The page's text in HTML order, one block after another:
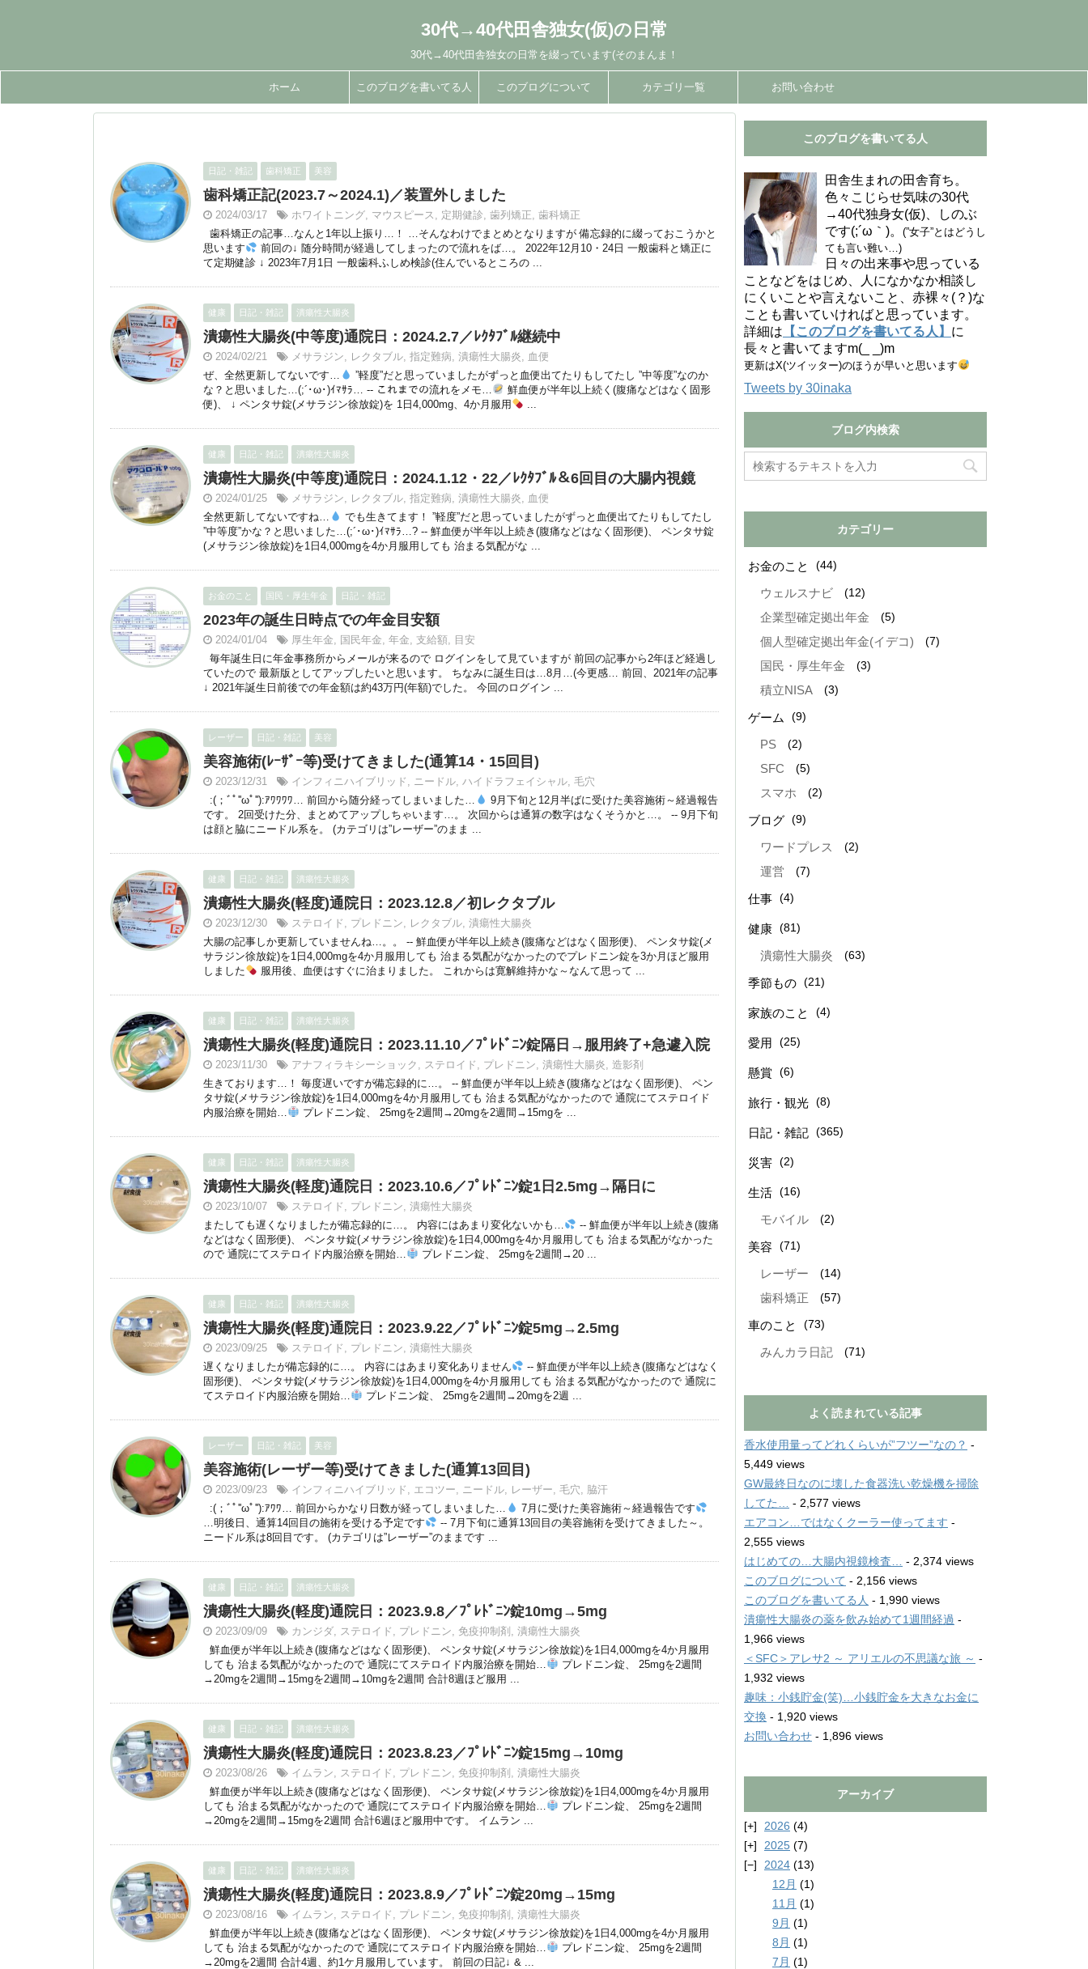
30代→40代田舎独女(仮)の日常
30代→40代田舎独女の日常を綴っています(そのまんま！
ホーム このブログを書いてる人 このブログについて カテゴリ一覧 お問い合わせ
日記・雑記 歯科矯正 美容
歯科矯正記(2023.7～2024.1)／装置外しました
2024/03/17 ホワイトニング, マウスピース , 定期健診, 歯列矯正, 歯科矯正
歯科矯正の記事…なんと1年以上振り…！ …そんなわけでまとめとなりますが 備忘録的に綴っておこうかと
思います
前回の↓ 随分時間が経過してしまったので流れをば…。 2022年12月10・24日 一般歯科と矯正に
て定期健診 ↓ 2023年7月1日 一般歯科ふしめ検診(住んでいるところの ...
健康 日記・雑記 潰瘍性大腸炎
潰瘍性大腸炎(中等度)通院日：2024.2.7／ﾚｸﾀﾌﾞﾙ継続中
2024/02/21 メサラジン, レクタブル, 指定難病, 潰瘍性大腸炎, 血便
ぜ、全然更新してないです…
”軽度”だと思っていましたがずっと血便出てたりもしてたし ”中等度”なのか
な？と思いました…(;´･ω･)ｲﾏｻﾗ… -- これまでの流れをメモ…
鮮血便が半年以上続く(腹痛などはなく固形
便)、 ↓ ペンタサ錠(メサラジン徐放錠)を 1日4,000mg、4か月服用
...
健康 日記・雑記 潰瘍性大腸炎
潰瘍性大腸炎(中等度)通院日：2024.1.12・22／ﾚｸﾀﾌﾞﾙ＆6回目の大腸内視鏡
2024/01/25 メサラジン, レクタブル, 指定難病, 潰瘍性大腸炎, 血便
全然更新してないですね…
でも生きてます！ ”軽度”だと思っていましたがずっと血便出てたりもしてたし
”中等度”かな？と思いました…(;´･ω･)ｲﾏｻﾗ…? -- 鮮血便が半年以上続き(腹痛などはなく固形便)、 ペンタサ錠
(メサラジン徐放錠)を1日4,000mgを4か月服用しても 治まる気配がな ...
お金のこと 国民・厚生年金 日記・雑記
2023年の誕生日時点での年金目安額
2024/01/04 厚生年金, 国民年金, 年金, 支給額, 目安
毎年誕生日に年金事務所からメールが来るので ログインをして見ていますが 前回の記事から2年ほど経過し
ていたので 最新版としてアップしたいと思います。 ちなみに誕生日は…8月…(今更感… 前回、2021年の記事
↓ 2021年誕生日前後での年金額は約43万円(年額)でした。 今回のログイン ...
レーザー 日記・雑記 美容
美容施術(ﾚｰｻﾞｰ等)受けてきました(通算14・15回目)
2023/12/31 インフィニハイブリッド , ニードル, ハイドラフェイシャル, 毛穴
:(；ﾞﾟ''ωﾟ''):ｱﾜﾜﾜﾜ… 前回から随分経ってしまいました…
9月下旬と12月半ばに受けた美容施術～経過報告
です。 2回受けた分、まとめてアップしちゃいます…。 次回からは通算の数字はなくそうかと…。 -- 9月下旬
は顔と脇にニードル系を。 (カテゴリは”レーザー”のまま ...
健康 日記・雑記 潰瘍性大腸炎
潰瘍性大腸炎(軽度)通院日：2023.12.8／初レクタブル
2023/12/30 ステロイド , プレドニン, レクタブル, 潰瘍性大腸炎
大腸の記事しか更新していませんね…。。 -- 鮮血便が半年以上続き(腹痛などはなく固形便)、 ペンタサ錠(メ
サラジン徐放錠)を1日4,000mgを4か月服用しても 治まる気配がなかったのでプレドニン錠を3か月ほど服用
しました
服用後、血便はすぐに治まりました。 これからは寛解維持かな～なんて思って ...
健康 日記・雑記 潰瘍性大腸炎
潰瘍性大腸炎(軽度)通院日：2023.11.10／ﾌﾟﾚﾄﾞﾆﾝ錠隔日→服用終了+急遽入院
2023/11/30 アナフィラキシーショック , ステロイド , プレドニン, 潰瘍性大腸炎, 造影剤
生きております…！ 毎度遅いですが備忘録的に…。 -- 鮮血便が半年以上続き(腹痛などはなく固形便)、 ペン
タサ錠(メサラジン徐放錠)を1日4,000mgを4か月服用しても 治まる気配がなかったので 通院にてステロイド
内服治療を開始…
プレドニン錠、 25mgを2週間→20mgを2週間→15mgを ...
健康 日記・雑記 潰瘍性大腸炎
潰瘍性大腸炎(軽度)通院日：2023.10.6／ﾌﾟﾚﾄﾞﾆﾝ錠1日2.5mg→隔日に
2023/10/07 ステロイド , プレドニン, 潰瘍性大腸炎
またしても遅くなりましたが備忘録的に…。 内容にはあまり変化ないかも…
-- 鮮血便が半年以上続き(腹痛
などはなく固形便)、 ペンタサ錠(メサラジン徐放錠)を1日4,000mgを4か月服用しても 治まる気配がなかった
ので 通院にてステロイド内服治療を開始…
プレドニン錠、 25mgを2週間→20 ...
健康 日記・雑記 潰瘍性大腸炎
潰瘍性大腸炎(軽度)通院日：2023.9.22／ﾌﾟﾚﾄﾞﾆﾝ錠5mg→2.5mg
2023/09/25 ステロイド , プレドニン, 潰瘍性大腸炎
遅くなりましたが備忘録的に…。 内容にはあまり変化ありません
-- 鮮血便が半年以上続き(腹痛などはなく
固形便)、 ペンタサ錠(メサラジン徐放錠)を1日4,000mgを4か月服用しても 治まる気配がなかったので 通院に
てステロイド内服治療を開始…
プレドニン錠、 25mgを2週間→20mgを2週 ...
レーザー 日記・雑記 美容
美容施術(レーザー等)受けてきました(通算13回目)
2023/09/23 インフィニハイブリッド , エコツー, ニードル, レーザー, 毛穴, 脇汗
:(；ﾞﾟ''ωﾟ''):ｱﾜﾜ… 前回からかなり日数が経ってしまいました…
7月に受けた美容施術～経過報告です
…明後日、通算14回目の施術を受ける予定です
-- 7月下旬に通算13回目の美容施術を受けてきました～。
ニードル系は8回目です。 (カテゴリは”レーザー”のままです ...
健康 日記・雑記 潰瘍性大腸炎
潰瘍性大腸炎(軽度)通院日：2023.9.8／ﾌﾟﾚﾄﾞﾆﾝ錠10mg→5mg
2023/09/09 カンジダ, ステロイド , プレドニン, 免疫抑制剤 , 潰瘍性大腸炎
鮮血便が半年以上続き(腹痛などはなく固形便)、 ペンタサ錠(メサラジン徐放錠)を1日4,000mgを4か月服用
しても 治まる気配がなかったので 通院にてステロイド内服治療を開始…
プレドニン錠、 25mgを2週間
→20mgを2週間→15mgを2週間→10mgを2週間 合計8週ほど服用 ...
健康 日記・雑記 潰瘍性大腸炎
潰瘍性大腸炎(軽度)通院日：2023.8.23／ﾌﾟﾚﾄﾞﾆﾝ錠15mg→10mg
2023/08/26 イムラン, ステロイド , プレドニン, 免疫抑制剤 , 潰瘍性大腸炎
鮮血便が半年以上続き(腹痛などはなく固形便)、 ペンタサ錠(メサラジン徐放錠)を1日4,000mgを4か月服用
しても 治まる気配がなかったので 通院にてステロイド内服治療を開始…
プレドニン錠、 25mgを2週間
→20mgを2週間→15mgを2週間 合計6週ほど服用中です。 イムラン ...
健康 日記・雑記 潰瘍性大腸炎
潰瘍性大腸炎(軽度)通院日：2023.8.9／ﾌﾟﾚﾄﾞﾆﾝ錠20mg→15mg
2023/08/16 イムラン, ステロイド , プレドニン, 免疫抑制剤 , 潰瘍性大腸炎
鮮血便が半年以上続き(腹痛などはなく固形便)、 ペンタサ錠(メサラジン徐放錠)を1日4,000mgを4か月服用
しても 治まる気配がなかったので 通院にてステロイド内服治療を開始…
プレドニン錠、 25mgを2週間
→20mgを2週間 合計4週、約1ケ月服用しています。 前回の日記↓ & ...
このブログを書いてる人
田舎生まれの田舎育ち。
色々こじらせ気味の30代
→40代独身女(仮)、しのぶ
です(;´ω｀)。 (”女子”とはどうし
ても言い難い…)
日々の出来事や思っている
ことなどをはじめ、人になかなか相談し
にくいことや言えないこと、赤裸々(？)な
ことも書いていければと思っています。
詳細は 【このブログを書いてる人】 に
長々と書いてますm(_ _)m
更新はX(ツイッター)のほうが早いと思います
Tweets by 30inaka
ブログ内検索
カテゴリー
お金のこと (44)
ウェルスナビ (12)
企業型確定拠出年金 (5)
個人型確定拠出年金(イデコ) (7)
国民・厚生年金 (3)
積立NISA (3)
ゲーム (9)
PS (2)
SFC (5)
スマホ (2)
ブログ (9)
ワードプレス (2)
運営 (7)
仕事 (4)
健康 (81)
潰瘍性大腸炎 (63)
季節もの (21)
家族のこと (4)
愛用 (25)
懸賞 (6)
旅行・観光 (8)
日記・雑記 (365)
災害 (2)
生活 (16)
モバイル (2)
美容 (71)
レーザー (14)
歯科矯正 (57)
車のこと (73)
みんカラ日記 (71)
よく読まれている記事
香水使用量ってどれくらいが”フツー”なの？ -
5,449 views
GW最終日なのに壊した食器洗い乾燥機を掃除
してた…
- 2,577 views
エアコン…ではなくクーラー使ってます -
2,555 views
はじめての…大腸内視鏡検査…
- 2,374 views
このブログについて - 2,156 views
このブログを書いてる人 - 1,990 views
潰瘍性大腸炎の薬を飲み始めて1週間経過 -
1,966 views
＜SFC＞アレサ2 ～ アリエルの不思議な旅 ～ -
1,932 views
趣味：小銭貯金(笑)…小銭貯金を大きなお金に
交換 - 1,920 views
お問い合わせ - 1,896 views
アーカイブ
2026 (4)
2025 (7)
2024 (13)
12月 (1)
11月 (1)
9月 (1)
8月 (1)
7月 (1)